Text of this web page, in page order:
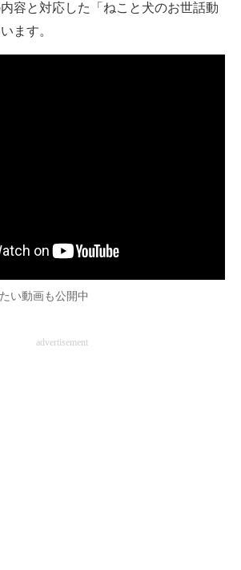
容と対応した「ねこと犬のお世話動
ます。
い動画も公開中
advertisement